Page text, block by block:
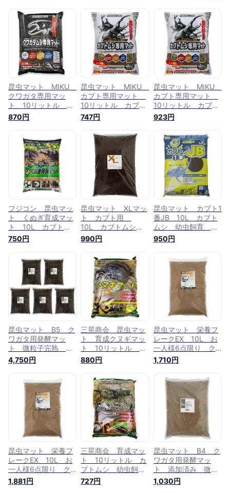
昆虫マット MIKU
クワガタ専用マッ
ト 10リットル 幼
虫飼育 産卵 お一
人様4点限り 関東
870円
昆虫マット MIKU
カブト専用マット
10リットル カブト
ムシ 幼虫飼育 産
卵 お一人様4点限
り 関東当日便
747円
昆虫マット MIKU
カブト専用マット
10リットル カブト
ムシ 幼虫飼育 産
卵 お一人様4点限
り 関東当日便
923円
フジコン 昆虫マッ
ト くぬぎ育成マッ
ト 10L カブトム
シ クワガタ 幼虫
飼育 産卵 お一人
日便
750円
昆虫マット XLマッ
ト カブト用
10L カブトムシ
幼虫飼育 産卵 お
一人様5点限り 関
990円
昆虫マット カブト1
番JB 10L カブト
ムシ 幼虫飼育 産
卵 お一人様5点限
り 関東当日便
950円
昆虫マット B5 ク
ワガタ用発酵マッ
ト 微粒子完熟 ハ
イグレード 10L×5
袋 ブリード 幼虫
様1点限り 関東当日
4,750円
三晃商会 昆虫マッ
ト 育成クヌギマッ
ト 10リットル ク
ワガタ 産卵 幼虫
飼育 関東当日便
880円
昆虫マット 栄養フ
レークEX 10L お
一人様6点限り ク
ワガタ 産卵 ブリ
ード 関東当日便
1,710円
昆虫マット 栄養フ
レークEX 10L お
一人様6点限り ク
ワガタ 産卵 ブリ
ード 関東当日便
1,881円
三晃商会 育成マッ
ト 10リットル カ
ブトムシ 幼虫飼
育 お一人様5点限
り 関東当日便
727円
昆虫マット B4 ク
ワガタ用発酵マッ
ト 添加済み 微粒
子 スタンダード
10L 国産 幼虫
1,030円